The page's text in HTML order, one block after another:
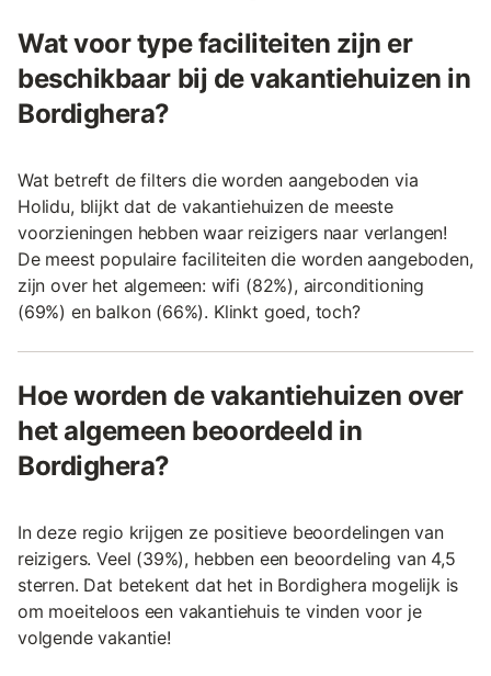
Wat voor type faciliteiten zijn er
beschikbaar bij de vakantiehuizen in
Bordighera?
Wat betreft de filters die worden aangeboden via
Holidu, blijkt dat de vakantiehuizen de meeste
voorzieningen hebben waar reizigers naar verlangen!
De meest populaire faciliteiten die worden aangeboden,
zijn over het algemeen: wifi (82%), airconditioning
(69%) en balkon (66%). Klinkt goed, toch?
Hoe worden de vakantiehuizen over
het algemeen beoordeeld in
Bordighera?
In deze regio krijgen ze positieve beoordelingen van
reizigers. Veel (39%), hebben een beoordeling van 4,5
sterren. Dat betekent dat het in Bordighera mogelijk is
om moeiteloos een vakantiehuis te vinden voor je
volgende vakantie!